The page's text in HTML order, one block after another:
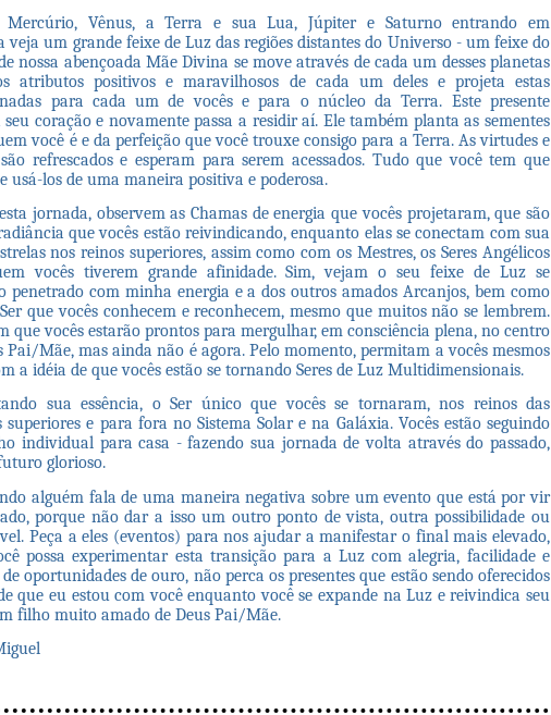
Mercúrio, Vênus, a Terra e sua Lua, Júpiter e Saturno entrando em
veja um grande feixe de Luz das regiões distantes do Universo - um feixe do
nossa abençoada Mãe Divina se move através de cada um desses planetas
atributos positivos e maravilhosos de cada um deles e projeta estas
para cada um de vocês e para o núcleo da Terra. Este presente
coração e novamente passa a residir aí. Ele também planta as sementes
você é e da perfeição que você trouxe consigo para a Terra. As virtudes e
refrescados e esperam para serem acessados. Tudo que você tem que
usá-los de uma maneira positiva e poderosa.
jornada, observem as Chamas de energia que vocês projetaram, que são
que vocês estão reivindicando, enquanto elas se conectam com sua
nos reinos superiores, assim como com os Mestres, os Seres Angélicos
vocês tiverem grande afinidade. Sim, vejam o seu feixe de Luz se
penetrado com minha energia e a dos outros amados Arcanjos, bem como
que vocês conhecem e reconhecem, mesmo que muitos não se lembrem.
que vocês estarão prontos para mergulhar, em consciência plena, no centro
Pai/Mãe, mas ainda não é agora. Pelo momento, permitam a vocês mesmos
a idéia de que vocês estão se tornando Seres de Luz Multidimensionais.
sua essência, o Ser único que vocês se tornaram, nos reinos das
superiores e para fora no Sistema Solar e na Galáxia. Vocês estão seguindo
individual para casa - fazendo sua jornada de volta através do passado,
glorioso.
alguém fala de uma maneira negativa sobre um evento que está por vir
porque não dar a isso um outro ponto de vista, outra possibilidade ou
Peça a eles (eventos) para nos ajudar a manifestar o final mais elevado,
possa experimentar esta transição para a Luz com alegria, facilidade e
oportunidades de ouro, não perca os presentes que estão sendo oferecidos
que eu estou com você enquanto você se expande na Luz e reivindica seu
filho muito amado de Deus Pai/Mãe.